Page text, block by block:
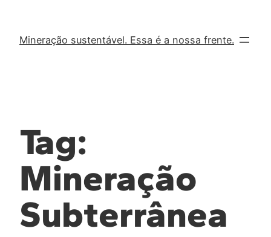
Mineração sustentável. Essa é a nossa frente.
Tag:
Mineração
Subterrânea